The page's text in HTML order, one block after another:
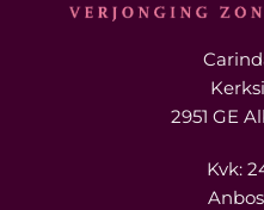
2951 GE
Kvk: